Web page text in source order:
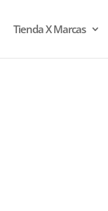
Tienda X Marcas